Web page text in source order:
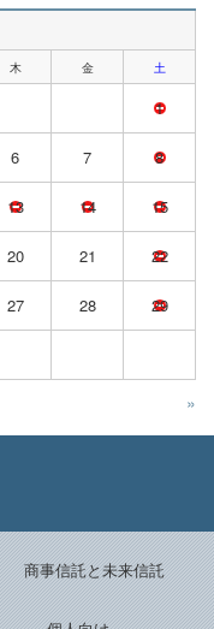
木 金 土
1
6 7 8
13 14 15
20 21 22
27 28 29
»
商事信託と未来信託
Back to top